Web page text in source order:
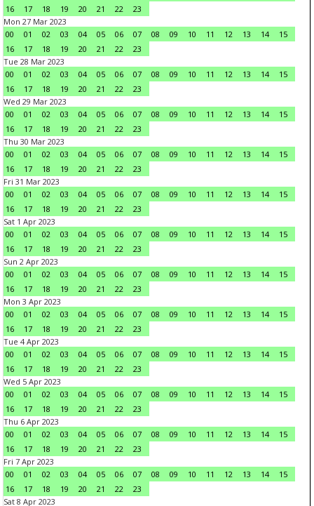
16
17 18 19 20 21 22
23
Mon 27 Mar 2023
00
01 02 03 04 05 06 07 08 09 10 11 12 13 14
15
16
17 18 19 20 21 22
23
Tue 28 Mar 2023
00
01 02 03 04 05 06 07 08 09 10 11 12 13 14
15
16
17 18 19 20 21 22
23
Wed 29 Mar 2023
00
01 02 03 04 05 06 07 08 09 10 11 12 13 14
15
16
17 18 19 20 21 22
23
Thu 30 Mar 2023
00
01 02 03 04 05 06 07 08 09 10 11 12 13 14
15
16
17 18 19 20 21 22
23
Fri 31 Mar 2023
00
01 02 03 04 05 06 07 08 09 10 11 12 13 14
15
16
17 18 19 20 21 22
23
Sat 1 Apr 2023
00
01 02 03 04 05 06 07 08 09 10 11 12 13 14
15
16
17 18 19 20 21 22
23
Sun 2 Apr 2023
00
01 02 03 04 05 06 07 08 09 10 11 12 13 14
15
16
17 18 19 20 21 22
23
Mon 3 Apr 2023
00
01 02 03 04 05 06 07 08 09 10 11 12 13 14
15
16
17 18 19 20 21 22
23
Tue 4 Apr 2023
00
01 02 03 04 05 06 07 08 09 10 11 12 13 14
15
16
17 18 19 20 21 22
23
Wed 5 Apr 2023
00
01 02 03 04 05 06 07 08 09 10 11 12 13 14
15
16
17 18 19 20 21 22
23
Thu 6 Apr 2023
00
01 02 03 04 05 06 07 08 09 10 11 12 13 14
15
16
17 18 19 20 21 22
23
Fri 7 Apr 2023
00
01 02 03 04 05 06 07 08 09 10 11 12 13 14
15
16
17 18 19 20 21 22
23
Sat 8 Apr 2023